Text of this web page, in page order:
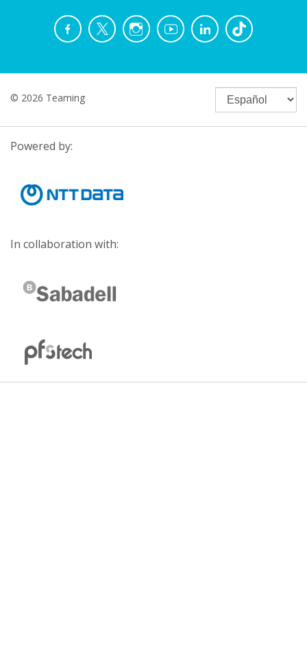
© 2026 Teaming
Powered by:
In collaboration with: